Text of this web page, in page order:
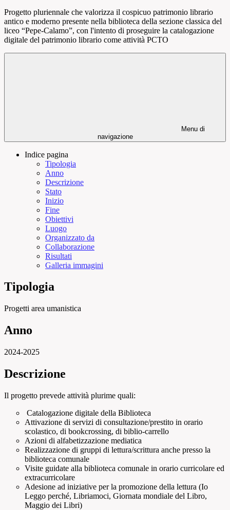
Progetto pluriennale che valorizza il cospicuo patrimonio librario
antico e moderno presente nella biblioteca della sezione classica del
liceo “Pepe-Calamo”, con l'intento di proseguire la catalogazione
digitale del patrimonio librario come attività PCTO
Menu di
navigazione
Indice pagina
Tipologia
Anno
Descrizione
Stato
Inizio
Fine
Obiettivi
Luogo
Organizzato da
Collaborazione
Risultati
Galleria immagini
Tipologia
Progetti area umanistica
Anno
2024-2025
Descrizione
Il progetto prevede attività plurime quali:
Catalogazione digitale della Biblioteca
Attivazione di servizi di consultazione/prestito in orario
scolastico, di bookcrossing, di biblio-carrello
Azioni di alfabetizzazione mediatica
Realizzazione di gruppi di lettura/scrittura anche presso la
biblioteca comunale
Visite guidate alla biblioteca comunale in orario curricolare ed
extracurricolare
Adesione ad iniziative per la promozione della lettura (Io
Leggo perché, Libriamoci, Giornata mondiale del Libro,
Maggio dei Libri)